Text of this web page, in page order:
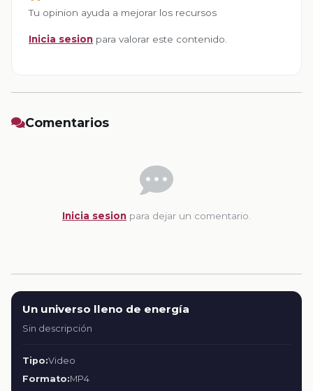
Tu opinion ayuda a mejorar los recursos
Inicia sesion para valorar este contenido.
Comentarios
Inicia sesion para dejar un comentario.
Un universo lleno de energía
Sin descripción
Tipo:Video
Formato:MP4